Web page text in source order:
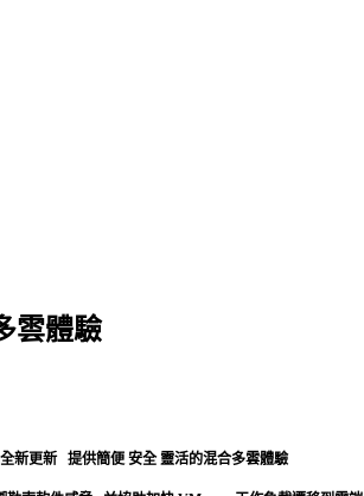
雲體驗
新更新 提供簡便 安全 靈活的混合多雲體驗